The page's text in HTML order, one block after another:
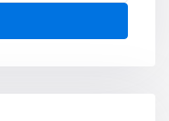
al oeste. Edificio Mina